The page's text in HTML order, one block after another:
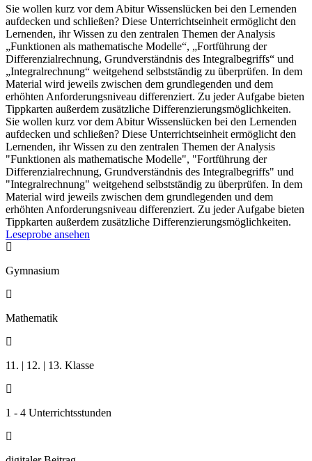
Sie wollen kurz vor dem Abitur Wissenslücken bei den Lernenden
aufdecken und schließen? Diese Unterrichtseinheit ermöglicht den
Lernenden, ihr Wissen zu den zentralen Themen der Analysis
„Funktionen als mathematische Modelle“, „Fortführung der
Differenzialrechnung, Grundverständnis des Integralbegriffs“ und
„Integralrechnung“ weitgehend selbstständig zu überprüfen. In dem
Material wird jeweils zwischen dem grundlegenden und dem
erhöhten Anforderungsniveau differenziert. Zu jeder Aufgabe bieten
Tippkarten außerdem zusätzliche Differenzierungsmöglichkeiten.
Sie wollen kurz vor dem Abitur Wissenslücken bei den Lernenden
aufdecken und schließen? Diese Unterrichtseinheit ermöglicht den
Lernenden, ihr Wissen zu den zentralen Themen der Analysis
"Funktionen als mathematische Modelle", "Fortführung der
Differenzialrechnung, Grundverständnis des Integralbegriffs" und
"Integralrechnung" weitgehend selbstständig zu überprüfen. In dem
Material wird jeweils zwischen dem grundlegenden und dem
erhöhten Anforderungsniveau differenziert. Zu jeder Aufgabe bieten
Tippkarten außerdem zusätzliche Differenzierungsmöglichkeiten.
Leseprobe ansehen

Gymnasium

Mathematik

11. | 12. | 13. Klasse

1 - 4 Unterrichtsstunden
